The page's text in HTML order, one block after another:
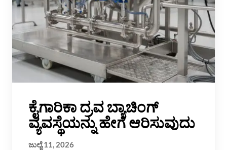
ಕೈಗಾರಿಕಾ ದ್ರವ ಬ್ಯಾಚಿಂಗ್
ವ್ಯವಸ್ಥೆಯನ್ನು ಹೇಗೆ ಆರಿಸುವುದು
ಜುಲೈ 11, 2026